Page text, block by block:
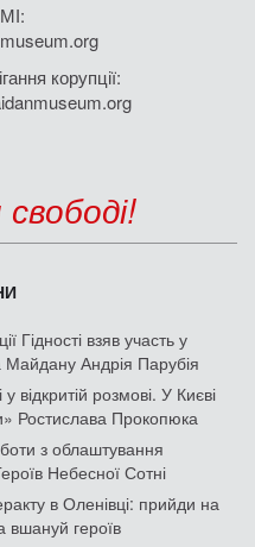
корупції:
Гідності взяв участь у
Андрія Парубія
відкритій розмові. У Києві
Ростислава Прокопюка
з облаштування
Небесної Сотні
в Оленівці: прийди на
вшануй героїв